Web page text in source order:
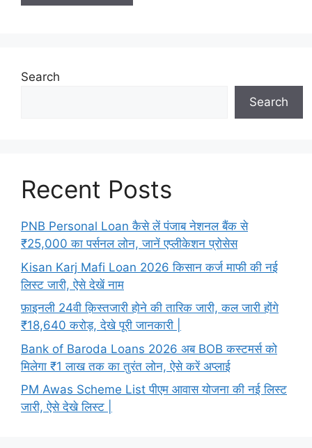
Search
Search
Recent Posts
PNB Personal Loan कैसे लें पंजाब नेशनल बैंक से
₹25,000 का पर्सनल लोन, जानें एप्लीकेशन प्रोसेस
Kisan Karj Mafi Loan 2026 किसान कर्ज माफी की नई
लिस्ट जारी, ऐसे देखें नाम
फ़ाइनली 24वी क़िस्तजारी होने की तारिक जारी, कल जारी होंगे
₹18,640 करोड़, देखे पूरी जानकारी |
Bank of Baroda Loans 2026 अब BOB कस्टमर्स को
मिलेगा ₹1 लाख तक का तुरंत लोन, ऐसे करें अप्लाई
PM Awas Scheme List पीएम आवास योजना की नई लिस्ट
जारी, ऐसे देखे लिस्ट |